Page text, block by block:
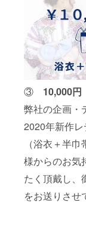
③ 10,000円
弊社の企画・
2020年新作
（浴衣＋半
様からのお気
たく頂戴し、
をお送りさせ